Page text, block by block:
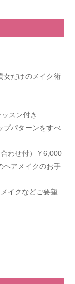
女だけのメイク術
スン付き
プパターンをすべ
わせ付）￥6,000
ヘアメイクのお手
イクなどご要望